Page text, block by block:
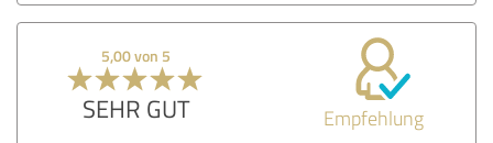
5,00 von 5
SEHR GUT Empfehlung